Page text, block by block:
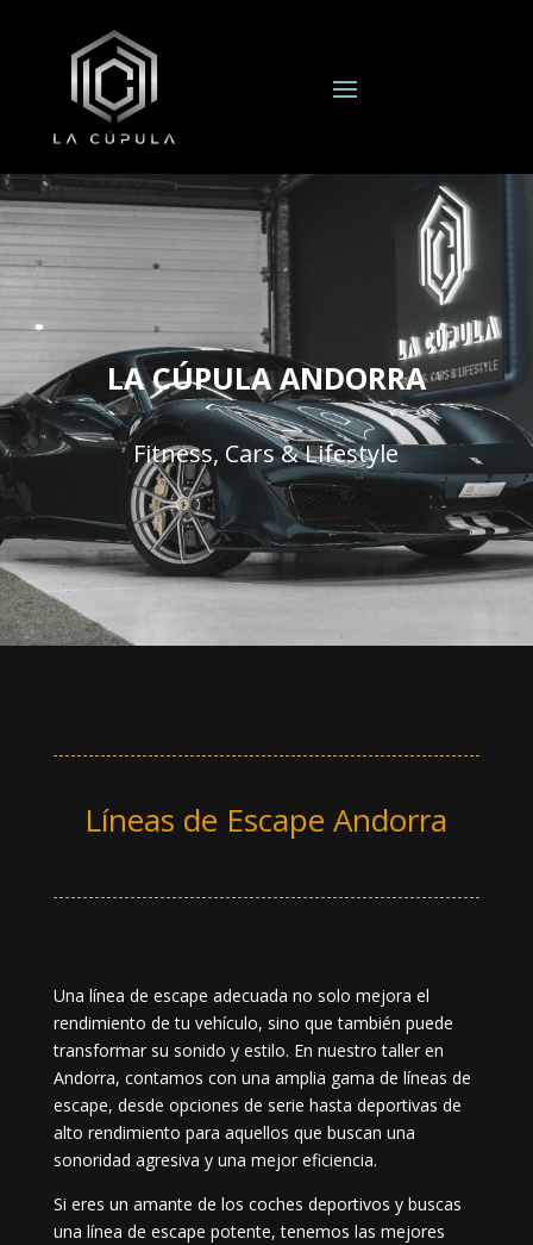
LA CÚPULA ANDORRA
Fitness, Cars & Lifestyle
Líneas de Escape Andorra
Una línea de escape adecuada no solo mejora el
rendimiento de tu vehículo, sino que también puede
transformar su sonido y estilo. En nuestro taller en
Andorra, contamos con una amplia gama de líneas de
escape, desde opciones de serie hasta deportivas de
alto rendimiento para aquellos que buscan una
sonoridad agresiva y una mejor eficiencia.
Si eres un amante de los coches deportivos y buscas
una línea de escape potente, tenemos las mejores